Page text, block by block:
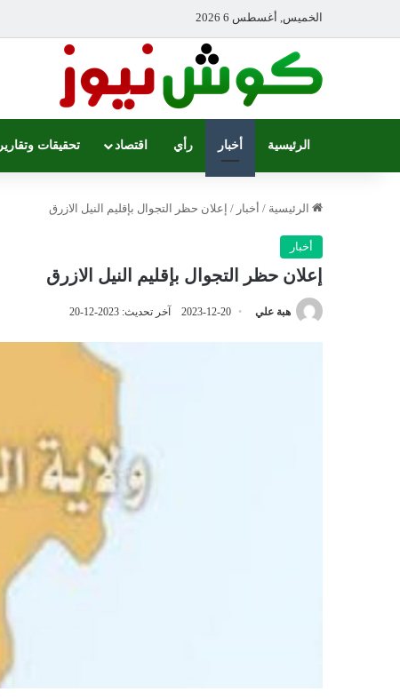
الخميس, أغسطس 6 2026
الرئيسية أخبار رأي اقتصاد تحقيقات وتقارير
الرئيسية / أخبار / إعلان حظر التجوال بإقليم النيل الازرق
أخبار
إعلان حظر التجوال بإقليم النيل الازرق
هبة علي 2023-12-20 آخر تحديث: 2023-12-20